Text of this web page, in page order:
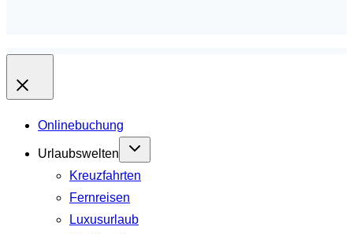
Onlinebuchung
Urlaubswelten
Kreuzfahrten
Fernreisen
Luxusurlaub